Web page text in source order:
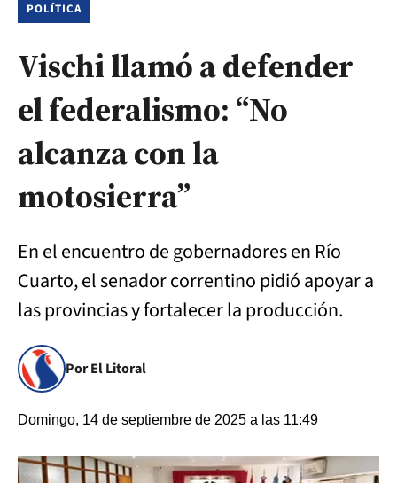
POLÍTICA
Vischi llamó a defender
el federalismo: “No
alcanza con la
motosierra”
En el encuentro de gobernadores en Río
Cuarto, el senador correntino pidió apoyar a
las provincias y fortalecer la producción.
Por El Litoral
Domingo, 14 de septiembre de 2025 a las 11:49